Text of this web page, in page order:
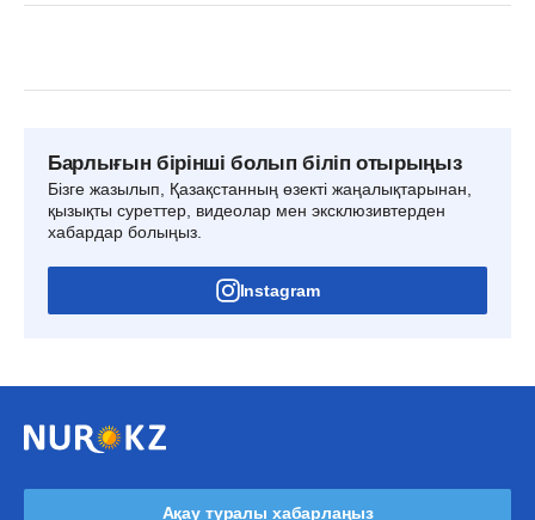
Барлығын бірінші болып біліп отырыңыз
Бізге жазылып, Қазақстанның өзекті жаңалықтарынан,
қызықты суреттер, видеолар мен эксклюзивтерден
хабардар болыңыз.
Instagram
Ақау туралы хабарлаңыз